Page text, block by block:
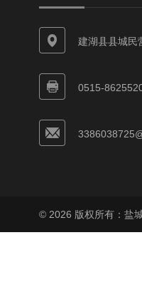
建湖县县城民
0515-
© 2026 版权所有：盐